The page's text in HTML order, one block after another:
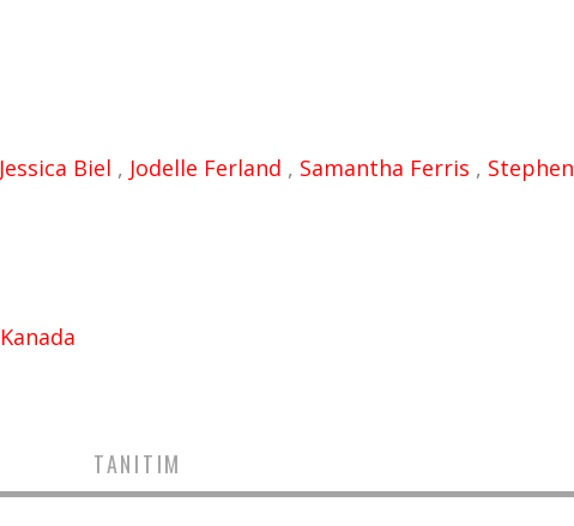
Jessica Biel , Jodelle Ferland , Samantha Ferris , Stephen
Kanada
TANITIM